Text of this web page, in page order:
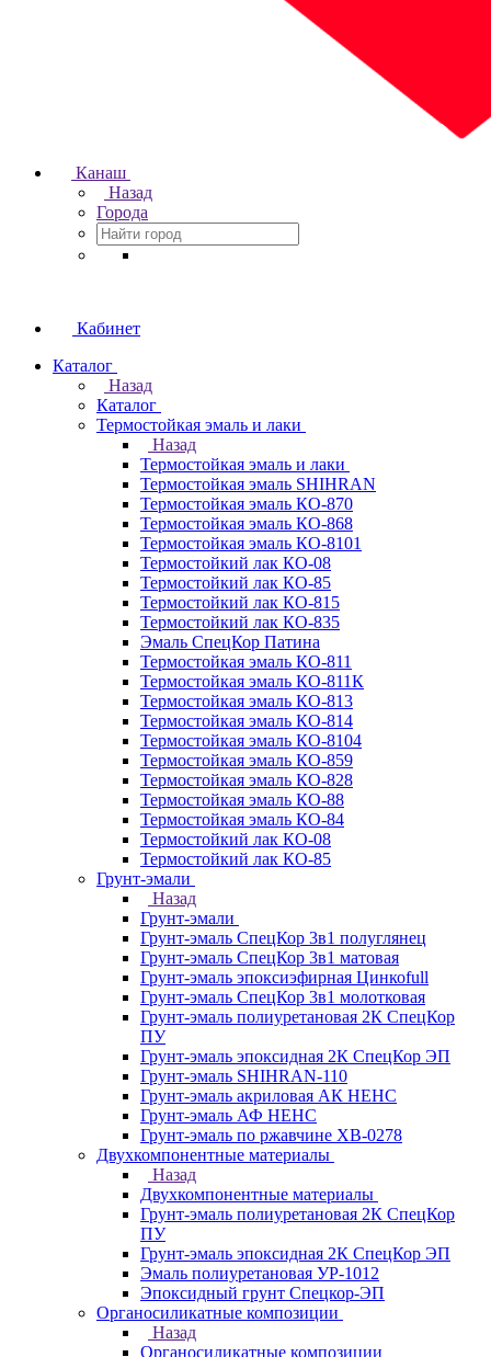
Канаш
Назад
Города
Кабинет
Каталог
Назад
Каталог
Термостойкая эмаль и лаки
Назад
Термостойкая эмаль и лаки
Термостойкая эмаль SHIHRAN
Термостойкая эмаль КО-870
Термостойкая эмаль КО-868
Термостойкая эмаль КО-8101
Термостойкий лак КО-08
Термостойкий лак КО-85
Термостойкий лак КО-815
Термостойкий лак КО-835
Эмаль СпецКор Патина
Термостойкая эмаль КО-811
Термостойкая эмаль КО-811К
Термостойкая эмаль КО-813
Термостойкая эмаль КО-814
Термостойкая эмаль КО-8104
Термостойкая эмаль КО-859
Термостойкая эмаль КО-828
Термостойкая эмаль КО-88
Термостойкая эмаль КО-84
Термостойкий лак КО-08
Термостойкий лак КО-85
Грунт-эмали
Назад
Грунт-эмали
Грунт-эмаль СпецКор 3в1 полуглянец
Грунт-эмаль СпецКор 3в1 матовая
Грунт-эмаль эпоксиэфирная Цинкоfull
Грунт-эмаль СпецКор 3в1 молотковая
Грунт-эмаль полиуретановая 2К СпецКор
ПУ
Грунт-эмаль эпоксидная 2К СпецКор ЭП
Грунт-эмаль SHIHRAN-110
Грунт-эмаль акриловая АК НЕНС
Грунт-эмаль АФ НЕНС
Грунт-эмаль по ржавчине ХВ-0278
Двухкомпонентные материалы
Назад
Двухкомпонентные материалы
Грунт-эмаль полиуретановая 2К СпецКор
ПУ
Грунт-эмаль эпоксидная 2К СпецКор ЭП
Эмаль полиуретановая УР-1012
Эпоксидный грунт Спецкор-ЭП
Органосиликатные композиции
Назад
Органосиликатные композиции